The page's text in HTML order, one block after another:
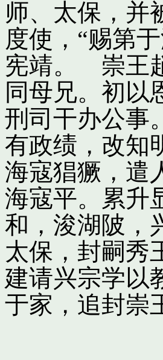
师、太保，并
度使，“赐第
宪靖。 崇王
同母兄。初以
刑司干办公事
有政绩，改知
海寇猖獗，遣
海寇平。累升
和，浚湖陂，
太保，封嗣秀
建请兴宗学以
于家，追封崇